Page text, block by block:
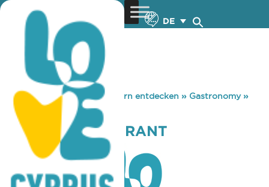
DE
You are here: Home »Zypern entdecken » Gastronomy»
TAKKOS RESTAURANT
TAKKOS RESTAURANT